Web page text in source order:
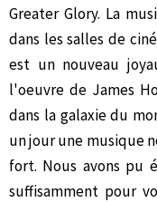
Greater Glory. La
dans les salles de
est un nouveau
l'oeuvre de James
dans la galaxie du
un jour une musique
fort. Nous avons pu
suffisamment pour